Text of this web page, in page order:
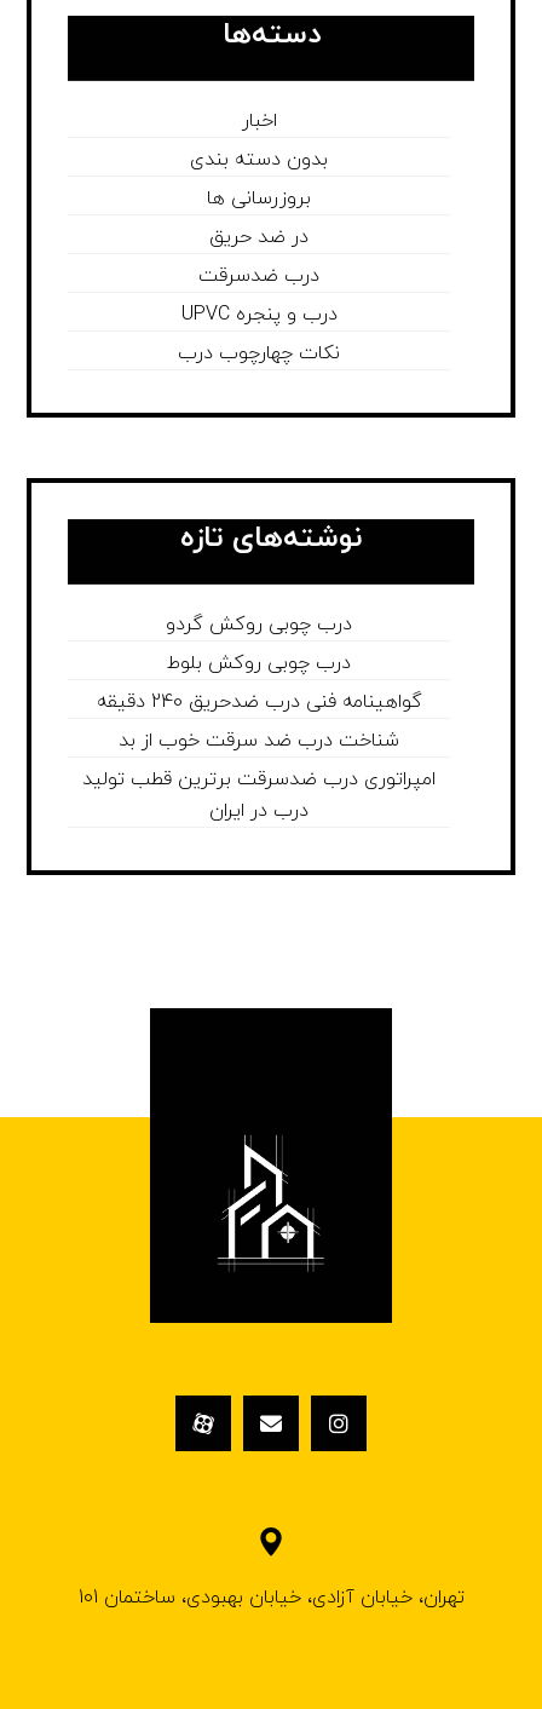
دسته‌ها
اخبار
بدون دسته بندی
بروزرسانی ها
در ضد حریق
درب ضدسرقت
درب و پنجره UPVC
نکات چهارچوب درب
نوشته‌های تازه
درب چوبی روکش گردو
درب چوبی روکش بلوط
گواهینامه فنی درب ضدحریق 240 دقیقه
شناخت درب ضد سرقت خوب از بد
امپراتوری درب ضدسرقت برترین قطب تولید
درب در ایران
تهران، خیابان آزادی، خیابان بهبودی، ساختمان 101